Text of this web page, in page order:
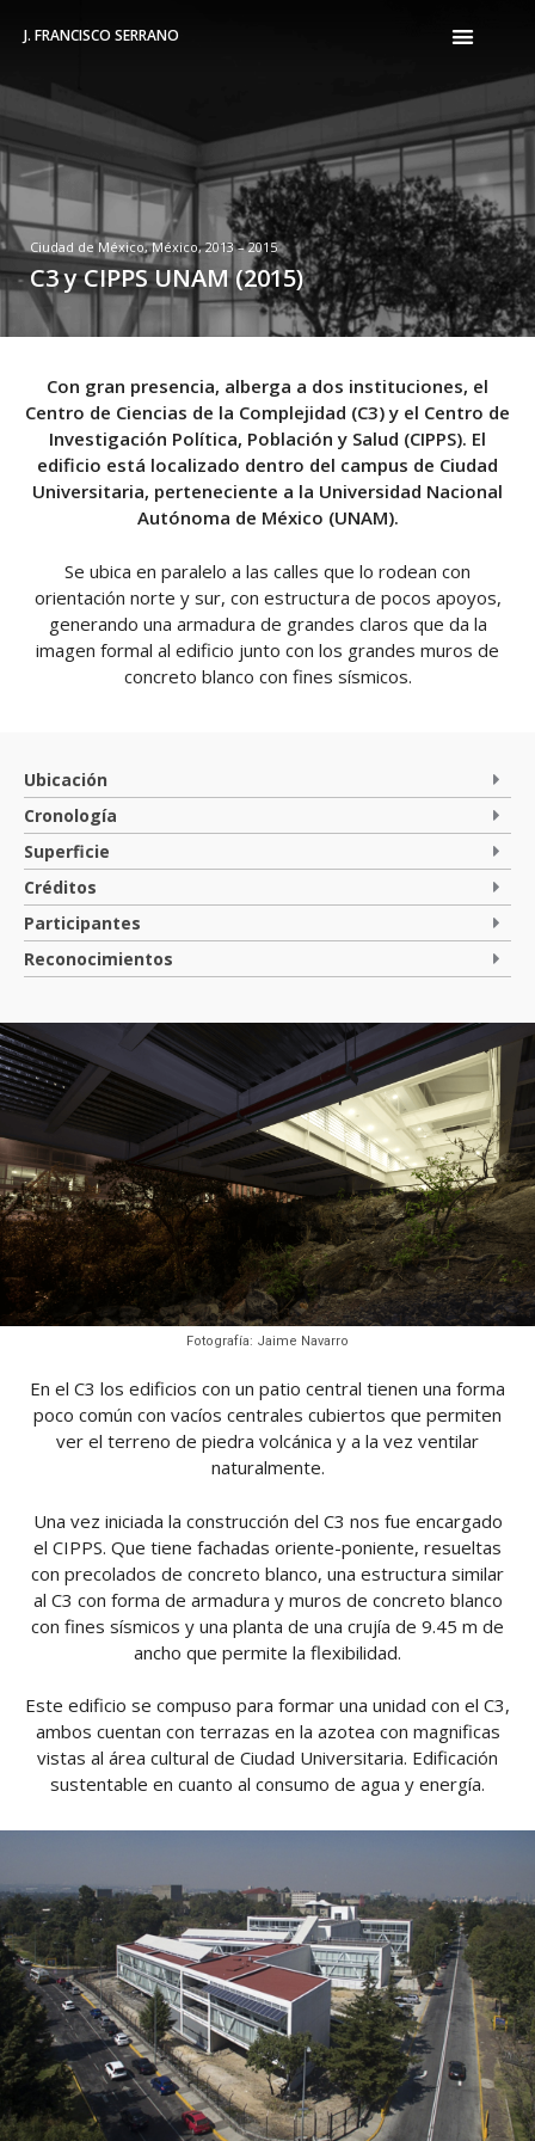
J. FRANCISCO SERRANO
Ciudad de México, México, 2013 – 2015
C3 y CIPPS UNAM (2015)
Con gran presencia, alberga a dos instituciones, el
Centro de Ciencias de la Complejidad (C3) y el Centro de
Investigación Política, Población y Salud (CIPPS). El
edificio está localizado dentro del campus de Ciudad
Universitaria, perteneciente a la Universidad Nacional
Autónoma de México (UNAM).
Se ubica en paralelo a las calles que lo rodean con
orientación norte y sur, con estructura de pocos apoyos,
generando una armadura de grandes claros que da la
imagen formal al edificio junto con los grandes muros de
concreto blanco con fines sísmicos.
Ubicación
Cronología
Superficie
Créditos
Participantes
Reconocimientos
Fotografía: Jaime Navarro
En el C3 los edificios con un patio central tienen una forma
poco común con vacíos centrales cubiertos que permiten
ver el terreno de piedra volcánica y a la vez ventilar
naturalmente.
Una vez iniciada la construcción del C3 nos fue encargado
el CIPPS. Que tiene fachadas oriente-poniente, resueltas
con precolados de concreto blanco, una estructura similar
al C3 con forma de armadura y muros de concreto blanco
con fines sísmicos y una planta de una crujía de 9.45 m de
ancho que permite la flexibilidad.
Este edificio se compuso para formar una unidad con el C3,
ambos cuentan con terrazas en la azotea con magnificas
vistas al área cultural de Ciudad Universitaria. Edificación
sustentable en cuanto al consumo de agua y energía.